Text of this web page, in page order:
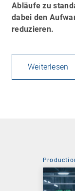
Abläufe zu
dabei den
reduzieren.
Weiterlesen